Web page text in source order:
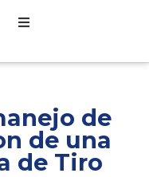
de
de una
de Tiro